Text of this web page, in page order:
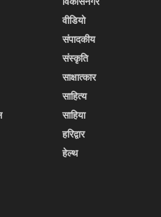
वीडियो
संपादकीय
संस्कृति
साक्षात्कार
साहित्य
साहिया
हरिद्वार
हेल्थ